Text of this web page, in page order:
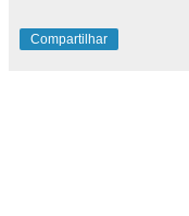
Compartilhar